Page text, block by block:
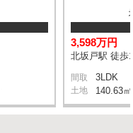
3,598万円
北坂戸駅 徒歩
間取 3LDK
土地 140.63㎡